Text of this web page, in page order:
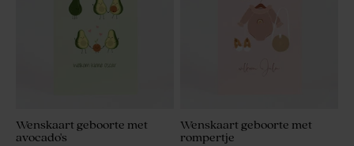
Wenskaart geboorte met
avocado's
Wenskaart geboorte met
rompertje